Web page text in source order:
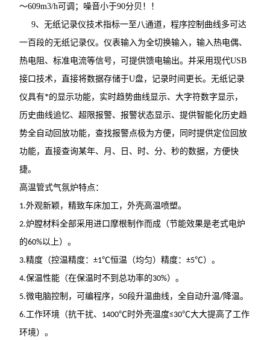
～609m3/h可调；噪音小于90分贝！！
9、无纸记录仪技术指标一至八通道，程序控制曲线多可达
一百段的无纸记录仪。仪表输入为全切换输入，输入热电偶、
热电阻、标准电流等信号，可提供馈电输出。并采用现代USB
接口技术，直接将数据存储于U盘，记录时间更长。无纸记录
仪具有*的显示功能，实时趋势曲线显示、大字符数字显示，
历史曲线追忆、超限报警、报警状态显示、提供智能化历史趋
势全自动回放功能，查找报警点极为方便，同时提供定位回放
功能，直接查询某年、月、日、时、分、秒的数据，方便快
捷。
高温管式气氛炉特点：
1.外观新颖，精致车床加工，外壳高温喷塑。
2.炉膛材料全部采用进口摩根制作而成（节能效果是老式电炉
的60%以上）。
3.精度（控温精度：±1℃恒温（均匀）精度：±5℃）。
4.保温性能（在保温时不到总功率的30%）。
5.微电脑控制，可编程序，50段升温曲线，全自动升温/降温。
6.工作环境（抗干扰、1400℃时外壳温度≤30℃大大提高了工作
环境）。